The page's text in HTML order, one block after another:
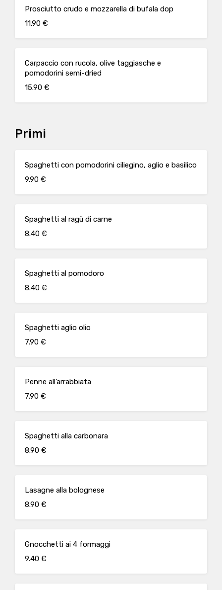
Prosciutto crudo e mozzarella di bufala dop
11.90 €
Carpaccio con rucola, olive taggiasche e
pomodorini semi-dried
15.90 €
Primi
Spaghetti con pomodorini ciliegino, aglio e basilico
9.90 €
Spaghetti al ragù di carne
8.40 €
Spaghetti al pomodoro
8.40 €
Spaghetti aglio olio
7.90 €
Penne all’arrabbiata
7.90 €
Spaghetti alla carbonara
8.90 €
Lasagne alla bolognese
8.90 €
Gnocchetti ai 4 formaggi
9.40 €